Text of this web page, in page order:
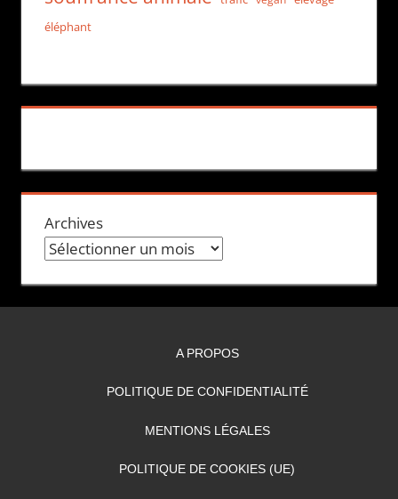
éléphant
Archives
A PROPOS
POLITIQUE DE CONFIDENTIALITÉ
MENTIONS LÉGALES
POLITIQUE DE COOKIES (UE)